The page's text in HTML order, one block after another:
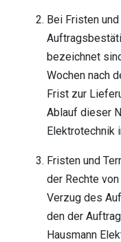
Bei Fristen
bezeichnet
Wochen nach
Frist zur
Ablauf dieser
Elektrotechnik
Fristen und
der Rechte
Verzug des
den der
Hausmann